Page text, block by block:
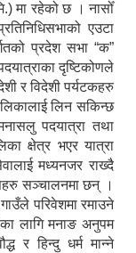
मा रहेको छ । नासोँ
एउटा
प्रदेश सभा “क”
दृष्टिकोणले
र विदेशी पर्यटकहरु
लिन सकिन्छ
पदयात्रा तथा
क्षेत्र भएर यात्रा
मध्यनजर राख्दै
सञ्चालनमा छन् ।
परिवेशमा रमाउने
लागि मनाङ अनुपम
र हिन्दु धर्म मान्ने